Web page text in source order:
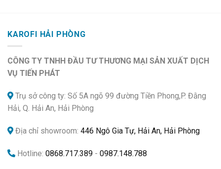
KAROFI HẢI PHÒNG
CÔNG TY TNHH ĐẦU TƯ THƯƠNG MẠI SẢN XUẤT DỊCH
VỤ TIẾN PHÁT
Trụ sở công ty: Số 5A ngõ 99 đường Tiền Phong,P. Đằng
Hải, Q. Hải An, Hải Phòng
Địa chỉ showroom: 446 Ngô Gia Tự, Hải An, Hải Phòng
Hotline: 0868.717.389 - 0987.148.788